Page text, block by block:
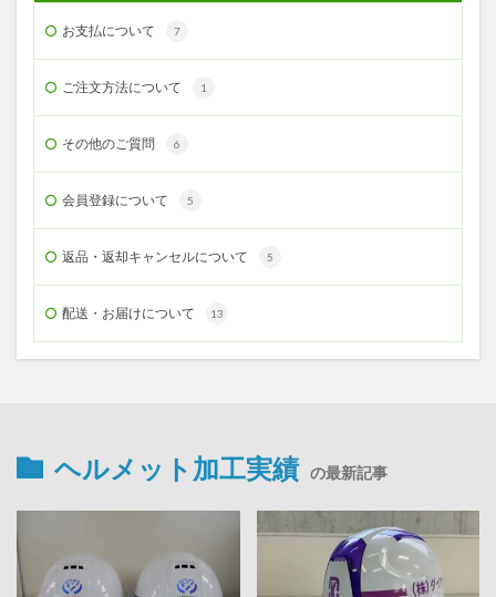
お支払について 7
ご注文方法について 1
その他のご質問 6
会員登録について 5
返品・返却キャンセルについて 5
配送・お届けについて 13
ヘルメット加工実績 の最新記事